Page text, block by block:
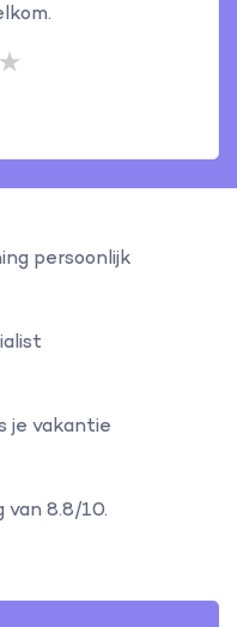
persoonlijk
je vakantie
van 8.8/10.